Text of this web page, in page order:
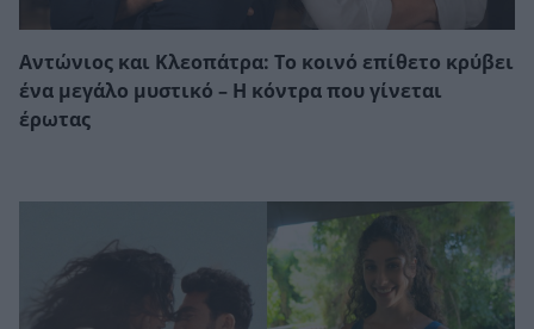
Αντώνιος και Κλεοπάτρα: Το κοινό επίθετο κρύβει
ένα μεγάλο μυστικό – Η κόντρα που γίνεται
έρωτας